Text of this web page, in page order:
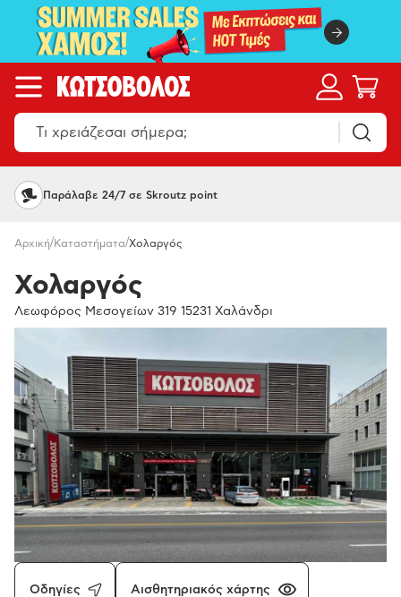
Παράλαβε 24/7 σε Skroutz point
Αρχική/Καταστήματα/Χολαργός
Χολαργός
Λεωφόρος Μεσογείων 319 15231 Χαλάνδρι
Οδηγίες Αισθητηριακός χάρτης